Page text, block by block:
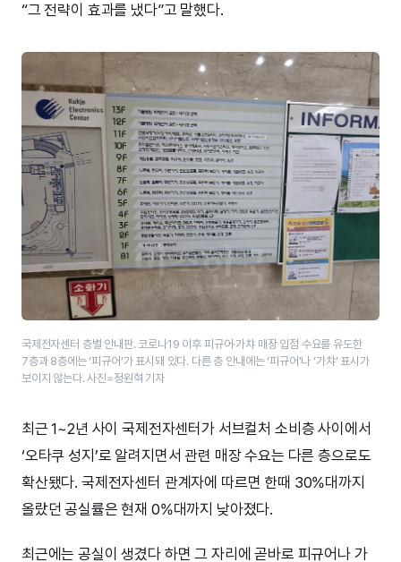
“그 전략이 효과를 냈다”고 말했다.
국제전자센터 층별 안내판. 코로나19 이후 피규어·가챠 매장 입점 수요를 유도한
7층과 8층에는 ‘피규어’가 표시돼 있다. 다른 층 안내에는 ‘피규어’나 ‘가챠’ 표시가
보이지 않는다. 사진=정원혁 기자
최근 1~2년 사이 국제전자센터가 서브컬처 소비층 사이에서
‘오타쿠 성지’로 알려지면서 관련 매장 수요는 다른 층으로도
확산됐다. 국제전자센터 관계자에 따르면 한때 30%대까지
올랐던 공실률은 현재 0%대까지 낮아졌다.
최근에는 공실이 생겼다 하면 그 자리에 곧바로 피규어나 가